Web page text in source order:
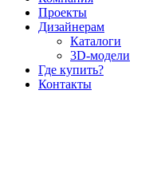
Проекты
Дизайнерам
Каталоги
3D-модели
Где купить?
Контакты